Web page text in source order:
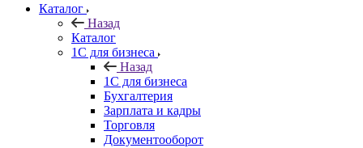
Каталог
Назад
Каталог
1С для бизнеса
Назад
1С для бизнеса
Бухгалтерия
Зарплата и кадры
Торговля
Документооборот